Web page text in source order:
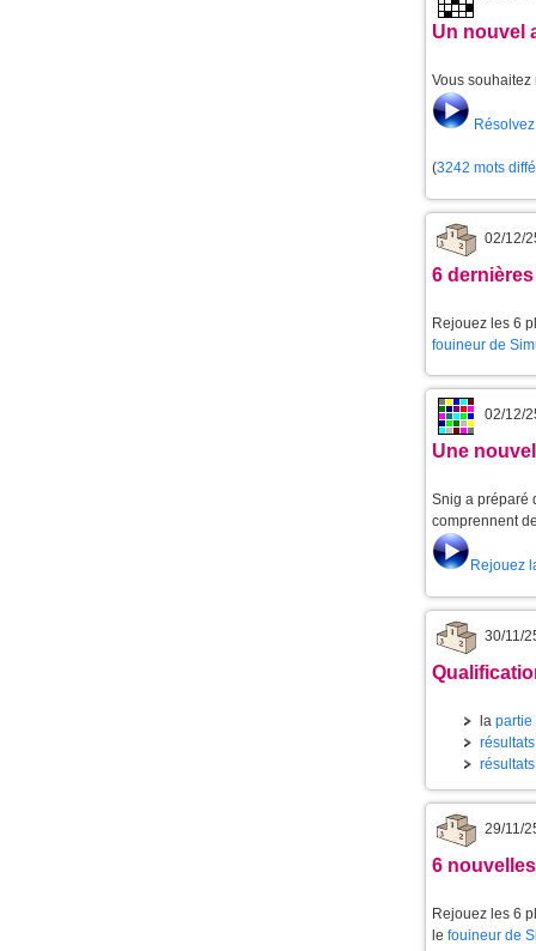
Un nouvel
Vous souhaitez
(3242 mots
02/12/
6
Rejouez les 6
fouineur de
02/12/
Une
Snig a préparé
comprennent
Rejouez
30/11/
la partie
29/11/
6
Rejouez les 6
le fouineur de